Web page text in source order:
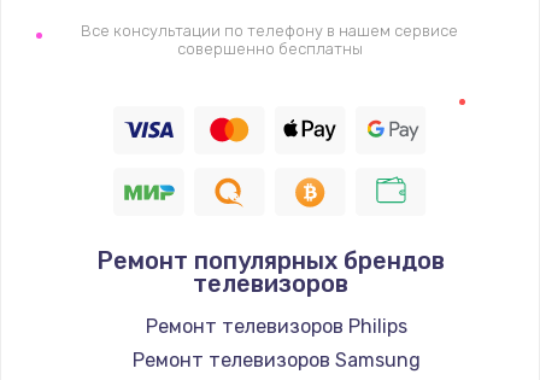
1400 руб.
Восстановление цепи питания, пайка
Заказать
Программный ремонт/прошивка
Все консультации по телефону в нашем сервисе
совершенно бесплатны
Ремонт популярных брендов
телевизоров
Ремонт телевизоров Philips
Ремонт телевизоров Samsung